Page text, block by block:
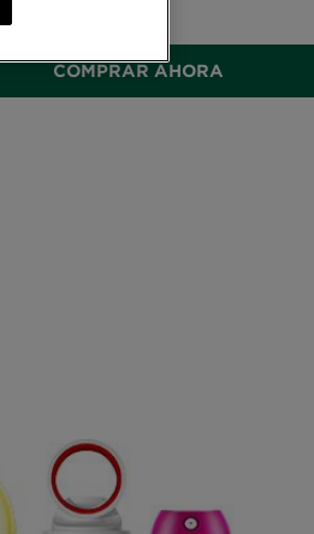
COMPRAR AHORA